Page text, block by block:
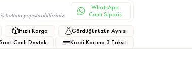
hattına yapıştırabilirsiniz.
WhatsApp
Canlı Sipariş
Hızlı Kargo
Gördüğünüzün Aynısı
Canlı Destek Kredi Kartına 3 Taksit